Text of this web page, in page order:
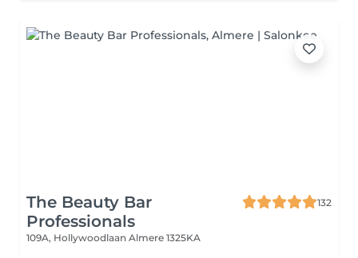
The Beauty Bar
Professionals
132
109A, Hollywoodlaan Almere 1325KA